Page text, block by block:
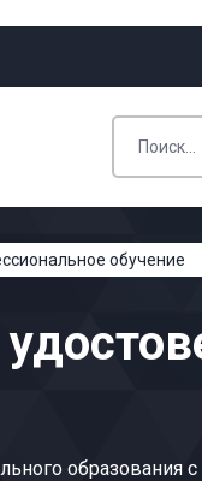
обучение
образования